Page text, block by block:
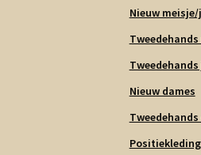
Nieuw
Nieuw dames
Positiekleding